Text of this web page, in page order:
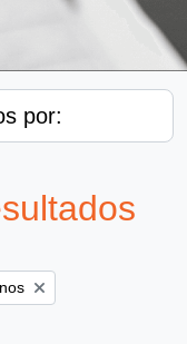
por: